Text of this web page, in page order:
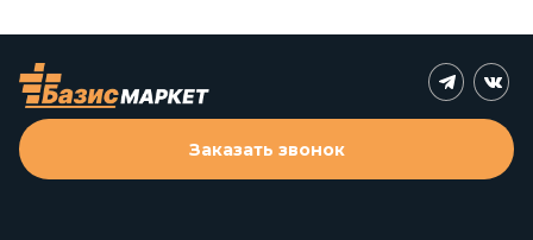
Заказать звонок